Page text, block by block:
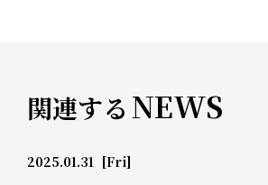
関連する NEWS
2025.01.31 [Fri]